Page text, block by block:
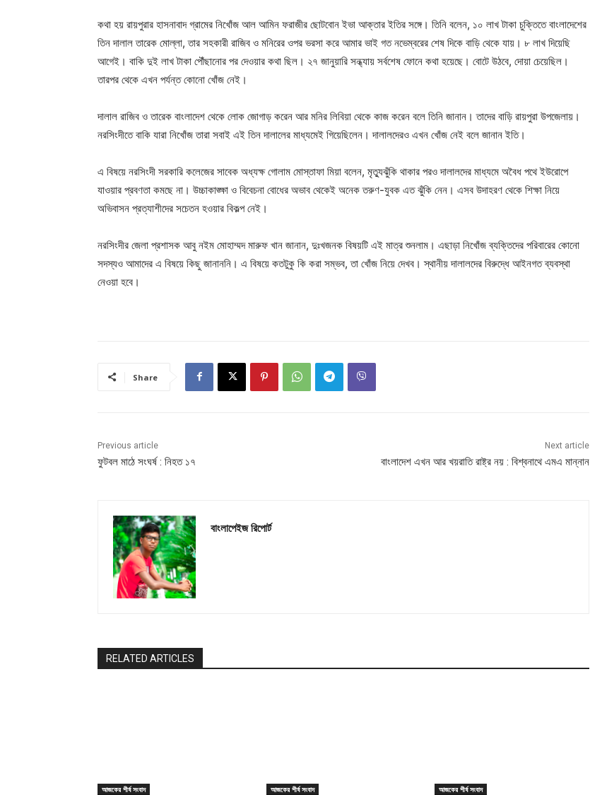
কথা হয় রায়পুরার হাসনাবাদ গ্রামের নিখোঁজ আল আমিন ফরাজীর ছোটবোন ইভা আক্তার ইতির সঙ্গে। তিনি বলেন, ১০ লাখ টাকা চুক্তিতে বাংলাদেশের
তিন দালাল তারেক মোল্লা, তার সহকারী রাজিব ও মনিরের ওপর ভরসা করে আমার ভাই গত নভেম্বরের শেষ দিকে বাড়ি থেকে যায়। ৮ লাখ দিয়েছি
আগেই। বাকি দুই লাখ টাকা পৌঁছানোর পর দেওয়ার কথা ছিল। ২৭ জানুয়ারি সন্ধ্যায় সর্বশেষ ফোনে কথা হয়েছে। বোটে উঠবে, দোয়া চেয়েছিল।
তারপর থেকে এখন পর্যন্ত কোনো খোঁজ নেই।
দালাল রাজিব ও তারেক বাংলাদেশ থেকে লোক জোগাড় করেন আর মনির লিবিয়া থেকে কাজ করেন বলে তিনি জানান। তাদের বাড়ি রায়পুরা উপজেলায়।
নরসিংদীতে বাকি যারা নিখোঁজ তারা সবাই এই তিন দালালের মাধ্যমেই গিয়েছিলেন। দালালদেরও এখন খোঁজ নেই বলে জানান ইতি।
এ বিষয়ে নরসিংদী সরকারি কলেজের সাবেক অধ্যক্ষ গোলাম মোস্তাফা মিয়া বলেন, মৃত্যুঝুঁকি থাকার পরও দালালদের মাধ্যমে অবৈধ পথে ইউরোপে
যাওয়ার প্রবণতা কমছে না। উচ্চাকাঙ্ক্ষা ও বিবেচনা বোধের অভাব থেকেই অনেক তরুণ-যুবক এত ঝুঁকি নেন। এসব উদাহরণ থেকে শিক্ষা নিয়ে
অভিবাসন প্রত্যাশীদের সচেতন হওয়ার বিকল্প নেই।
নরসিংদীর জেলা প্রশাসক আবু নইম মোহাম্মদ মারুফ খান জানান, দুঃখজনক বিষয়টি এই মাত্র শুনলাম। এছাড়া নিখোঁজ ব্যক্তিদের পরিবারের কোনো
সদস্যও আমাদের এ বিষয়ে কিছু জানাননি। এ বিষয়ে কতটুকু কি করা সম্ভব, তা খোঁজ নিয়ে দেখব। স্থানীয় দালালদের বিরুদ্ধে আইনগত ব্যবস্থা
নেওয়া হবে।
Share
Previous article
ফুটবল মাঠে সংঘর্ষ : নিহত ১৭
Next article
বাংলাদেশ এখন আর খয়রাতি রাষ্ট্র নয় : বিশ্বনাথে এমএ মান্নান
বাংলাপেইজ রিপোর্ট
RELATED ARTICLES
আজকের শীর্ষ সংবাদ আজকের শীর্ষ সংবাদ আজকের শীর্ষ সংবাদ